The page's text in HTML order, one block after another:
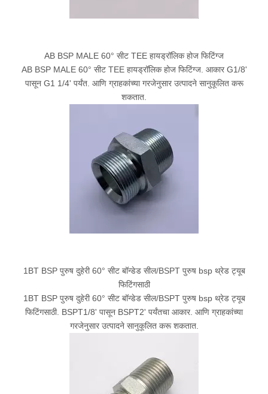
AB BSP MALE 60° सीट TEE हायड्रॉलिक होज फिटिंग्ज
AB BSP MALE 60° सीट TEE हायड्रॉलिक होज फिटिंग्ज. आकार G1/8'
पासून G1 1/4' पर्यंत. आणि ग्राहकांच्या गरजेनुसार उत्पादने सानुकूलित करू
शकतात.
1BT BSP पुरुष दुहेरी 60° सीट बॉन्डेड सील/BSPT पुरुष bsp थ्रेड ट्यूब
फिटिंगसाठी
1BT BSP पुरुष दुहेरी 60° सीट बॉन्डेड सील/BSPT पुरुष bsp थ्रेड ट्यूब
फिटिंगसाठी. BSPT1/8' पासून BSPT2' पर्यंतचा आकार. आणि ग्राहकांच्या
गरजेनुसार उत्पादने सानुकूलित करू शकतात.